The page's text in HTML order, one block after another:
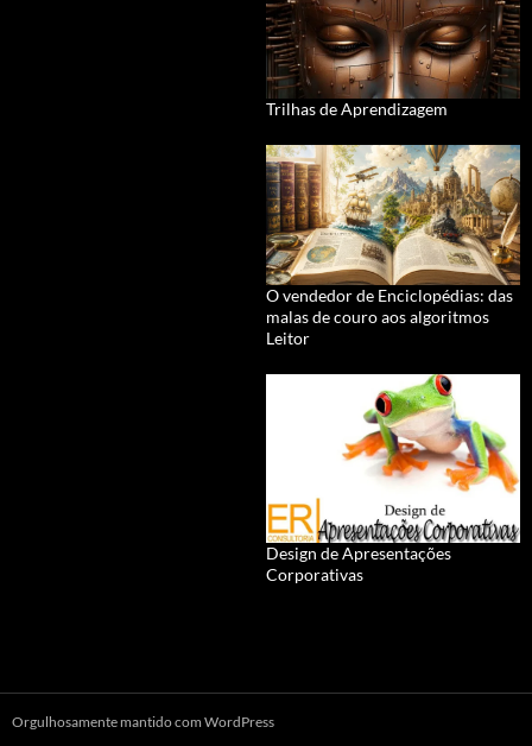
Trilhas de Aprendizagem
O vendedor de Enciclopédias: das
malas de couro aos algoritmos
Leitor
Design de Apresentações
Corporativas
Orgulhosamente mantido com WordPress